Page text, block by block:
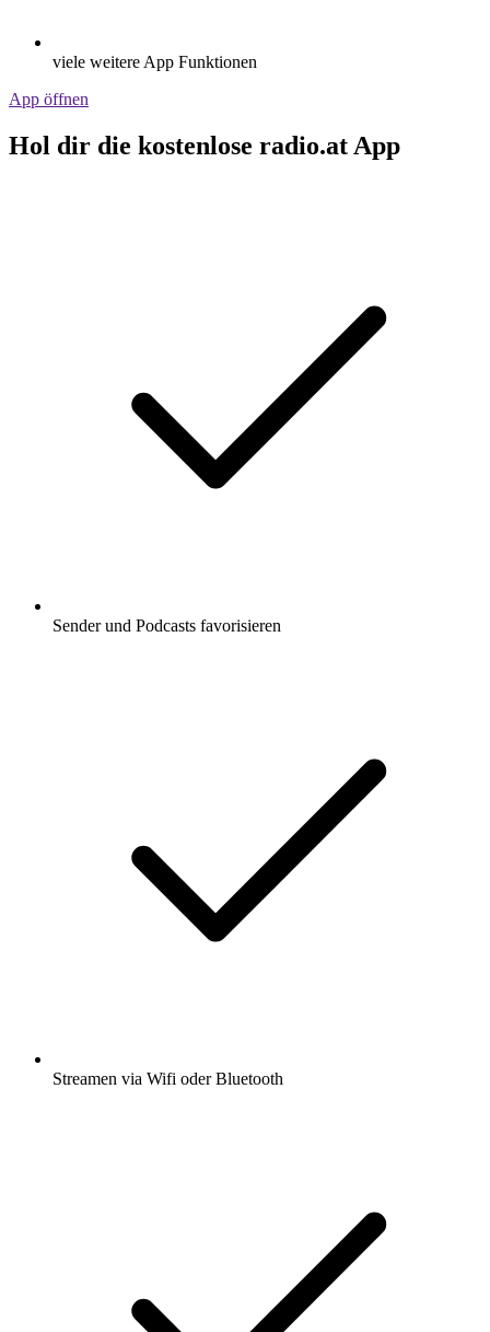
viele weitere App Funktionen
App öffnen
Hol dir die kostenlose radio.at App
Sender und Podcasts favorisieren
Streamen via Wifi oder Bluetooth